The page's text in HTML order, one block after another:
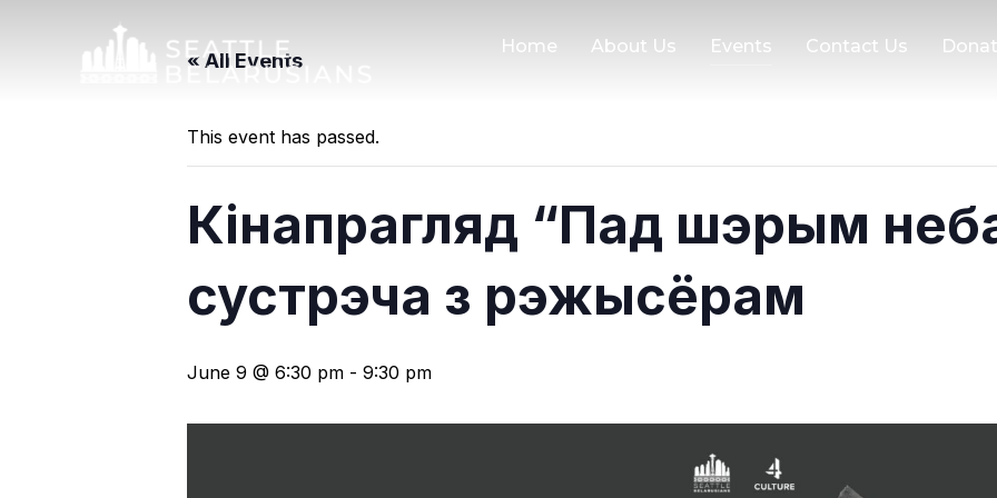
Home About Us Events Contact Us
« All Events
This event has passed.
Кінапрагляд “Пад шэрым
сустрэча з рэжысёрам
June 9 @ 6:30 pm - 9:30 pm